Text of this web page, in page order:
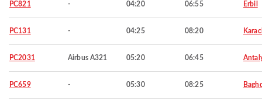
PC821 - 04:20 06:55 Erbil
PC131 - 04:25 08:20
PC2031 Airbus A321 05:20 06:45
PC659 - 05:30 08:25